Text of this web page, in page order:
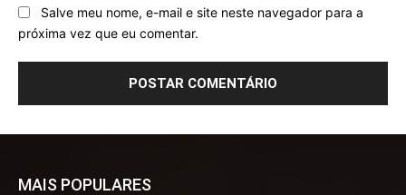
Salve meu nome, e-mail e site neste navegador para a
próxima vez que eu comentar.
MAIS POPULARES